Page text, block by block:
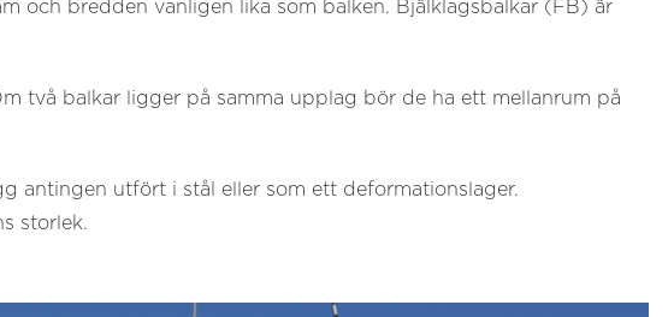
och bredden vanligen lika som balken. Bjälklagsbalkar (FB) är
två balkar ligger på samma upplag bör de ha ett mellanrum på
antingen utfört i stål eller som ett deformationslager.
storlek.